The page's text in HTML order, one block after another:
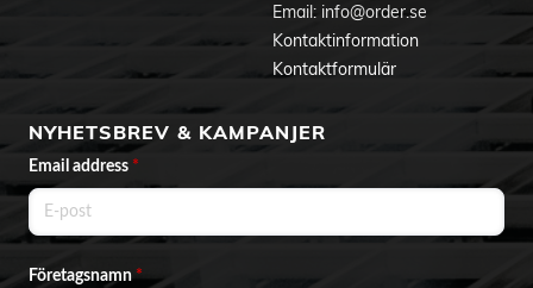
Email: info@order.se
Kontaktinformation
Kontaktformulär
NYHETSBREV & KAMPANJER
Email address *
Företagsnamn*